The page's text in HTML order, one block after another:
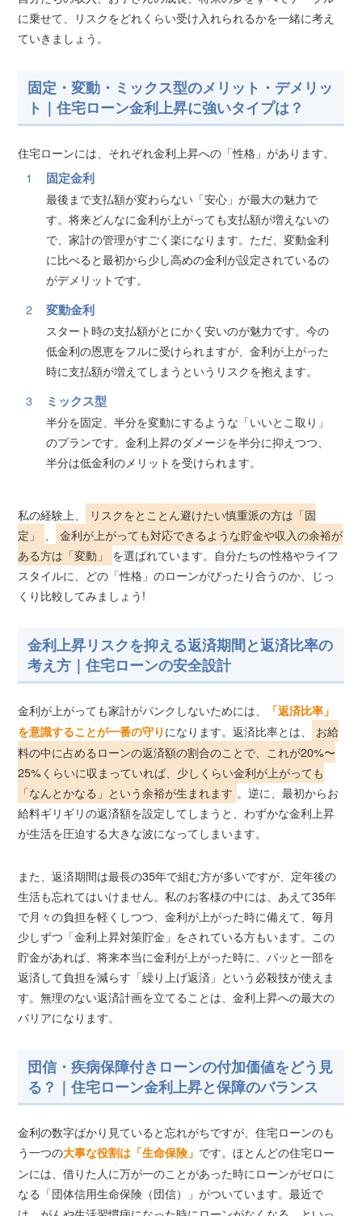
に乗せて、リスクをどれくらい受け入れられるかを一緒に考え
ていきましょう。
固定・変動・ミックス型のメリット・デメリッ
ト｜住宅ローン金利上昇に強いタイプは？
住宅ローンには、それぞれ金利上昇への「性格」があります。
固定金利
最後まで支払額が変わらない「安心」が最大の魅力で
す。将来どんなに金利が上がっても支払額が増えないの
で、家計の管理がすごく楽になります。ただ、変動金利
に比べると最初から少し高めの金利が設定されているの
がデメリットです。
変動金利
スタート時の支払額がとにかく安いのが魅力です。今の
低金利の恩恵をフルに受けられますが、金利が上がった
時に支払額が増えてしまうというリスクを抱えます。
ミックス型
半分を固定、半分を変動にするような「いいとこ取り」
のプランです。金利上昇のダメージを半分に抑えつつ、
半分は低金利のメリットを受けられます。
私の経験上、
リスクをとことん避けたい慎重派の方は「固
定」
金利が上がっても対応できるような貯金や収入の余裕が
ある方は「変動」
を選ばれています。自分たちの性格やライフ
スタイルに、どの「性格」のローンがぴったり合うのか、じっ
くり比較してみましょう!
金利上昇リスクを抑える返済期間と返済比率の
考え方｜住宅ローンの安全設計
金利が上がっても家計がパンクしないためには、
「返済比率」
を意識することが一番の守り になります。返済比率とは、
お給
料の中に占めるローンの返済額の割合のことで、これが20%〜
25%くらいに収まっていれば、少しくらい金利が上がっても
「なんとかなる」という余裕が生まれます 。逆に、最初からお
給料ギリギリの返済額を設定してしまうと、わずかな金利上昇
が生活を圧迫する大きな波になってしまいます。
また、返済期間は最長の35年で組む方が多いですが、定年後の
生活も忘れてはいけません。私のお客様の中には、あえて35年
で月々の負担を軽くしつつ、金利が上がった時に備えて、毎月
少しずつ「金利上昇対策貯金」をされている方もいます。この
貯金があれば、将来本当に金利が上がった時に、パッと一部を
返済して負担を減らす「繰り上げ返済」という必殺技が使えま
す。無理のない返済計画を立てることは、金利上昇への最大の
バリアになります。
団信・疾病保障付きローンの付加価値をどう見
る？｜住宅ローン金利上昇と保障のバランス
金利の数字ばかり見ていると忘れがちですが、住宅ローンのも
う一つの大事な役割は「生命保険」 です。ほとんどの住宅ロー
ンには、借りた人に万が一のことがあった時にローンがゼロに
なる「団体信用生命保険（団信）」がついています。最近で